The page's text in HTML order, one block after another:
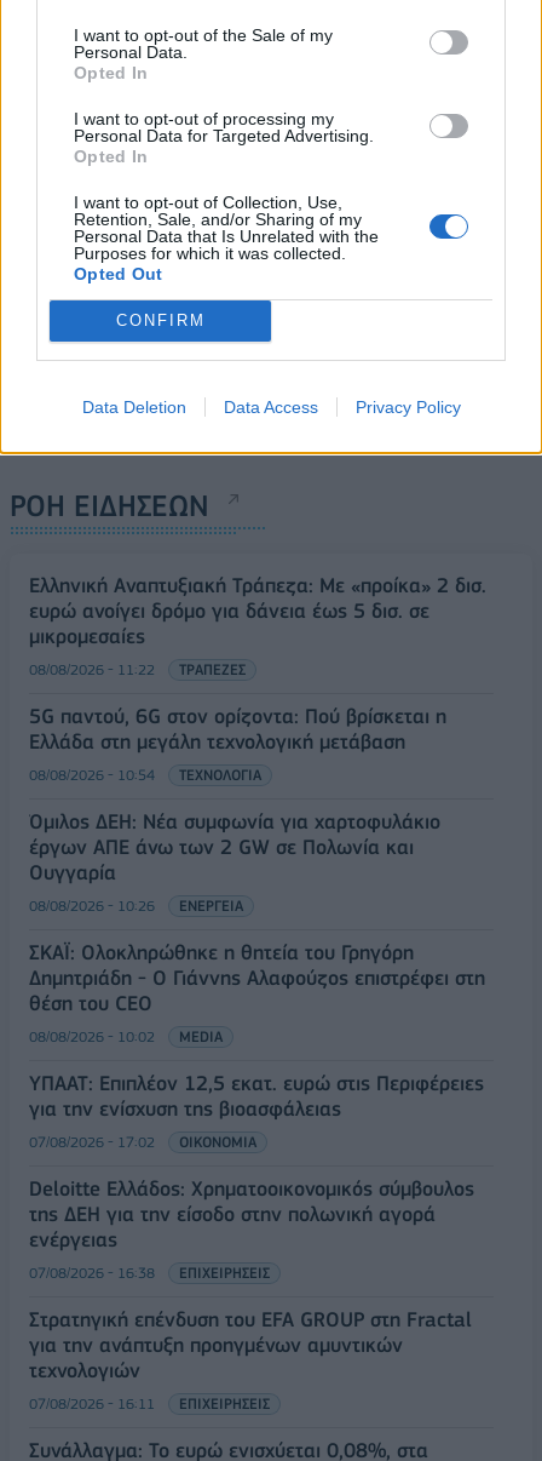
I want to opt-out of the Sale of my
Personal Data.
Opted In
I want to opt-out of processing my
Personal Data for Targeted Advertising.
Opted In
I want to opt-out of Collection, Use,
Retention, Sale, and/or Sharing of my
Personal Data that Is Unrelated with the
Purposes for which it was collected.
Opted Out
CONFIRM
Data Deletion Data Access Privacy Policy
Αυγενάκη για την
Παγκόσμια Ημέρα
Μηδενικών Αποβλήτων
30/03/2024 - 11:39
Μοσχάτο: Λογοδοτούμε
στον ελληνικό λαό – Δεν
κανέναν
30/03/2024 - 13:10
ΡΟΗ ΕΙΔΗΣΕΩΝ
Ελληνική Αναπτυξιακή Τράπεζα: Με «προίκα» 2 δισ.
ευρώ ανοίγει δρόμο για δάνεια έως 5 δισ. σε
μικρομεσαίες
08/08/2026 - 11:22 ΤΡΑΠΕΖΕΣ
5G παντού, 6G στον ορίζοντα: Πού βρίσκεται η
Ελλάδα στη μεγάλη τεχνολογική μετάβαση
08/08/2026 - 10:54 ΤΕΧΝΟΛΟΓΙΑ
Όμιλος ΔΕΗ: Νέα συμφωνία για χαρτοφυλάκιο
έργων ΑΠΕ άνω των 2 GW σε Πολωνία και
Ουγγαρία
08/08/2026 - 10:26 ΕΝΕΡΓΕΙΑ
ΣΚΑΪ: Ολοκληρώθηκε η θητεία του Γρηγόρη
Δημητριάδη - Ο Γιάννης Αλαφούζος επιστρέφει στη
θέση του CEO
08/08/2026 - 10:02 MEDIA
ΥΠΑΑΤ: Επιπλέον 12,5 εκατ. ευρώ στις Περιφέρειες
για την ενίσχυση της βιοασφάλειας
07/08/2026 - 17:02 ΟΙΚΟΝΟΜΙΑ
Deloitte Ελλάδος: Χρηματοοικονομικός σύμβουλος
της ΔΕΗ για την είσοδο στην πολωνική αγορά
ενέργειας
07/08/2026 - 16:38 ΕΠΙΧΕΙΡΗΣΕΙΣ
Στρατηγική επένδυση του EFA GROUP στη Fractal
για την ανάπτυξη προηγμένων αμυντικών
τεχνολογιών
07/08/2026 - 16:11 ΕΠΙΧΕΙΡΗΣΕΙΣ
Συνάλλαγμα: Το ευρώ ενισχύεται 0,08%, στα